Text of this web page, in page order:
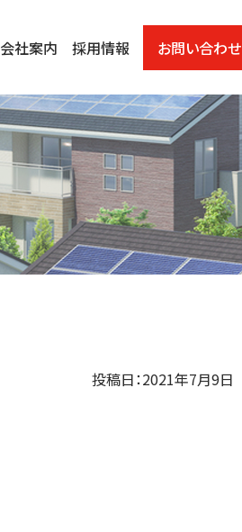
会社案内 採用情報 お問い合わせ
投稿日：2021年7月9日